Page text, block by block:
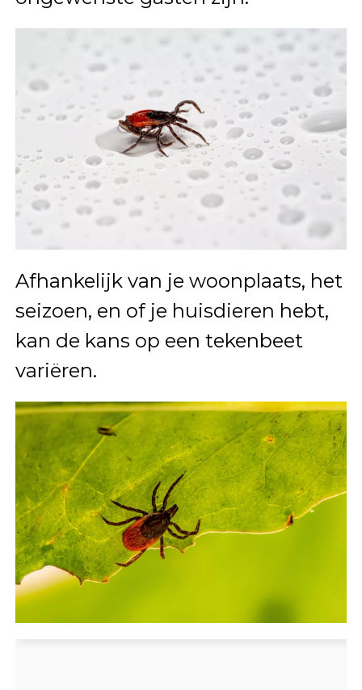
Afhankelijk van je woonplaats, het
seizoen, en of je huisdieren hebt,
kan de kans op een tekenbeet
variëren.